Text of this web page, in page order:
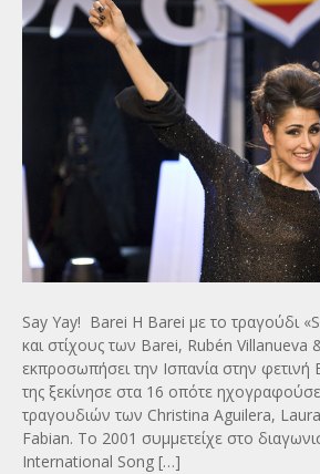
Say Yay! Barei Η Barei με το τραγούδι
και στίχους των Barei, Rubén Villanueva
εκπροσωπήσει την Ισπανία στην φετινή
της ξεκίνησε στα 16 οπότε
τραγουδιών των Christina Aguilera,
Fabian. Το 2001 συμμετείχε στο
International Song […]